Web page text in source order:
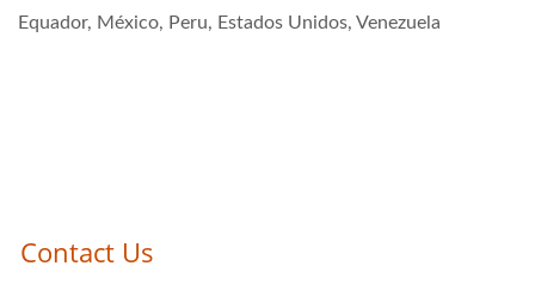
Equador, México, Peru, Estados Unidos, Venezuela